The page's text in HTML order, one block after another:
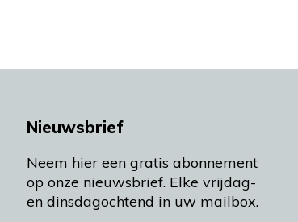
Nieuwsbrief
Neem hier een gratis abonnement
op onze nieuwsbrief. Elke vrijdag-
en dinsdagochtend in uw mailbox.